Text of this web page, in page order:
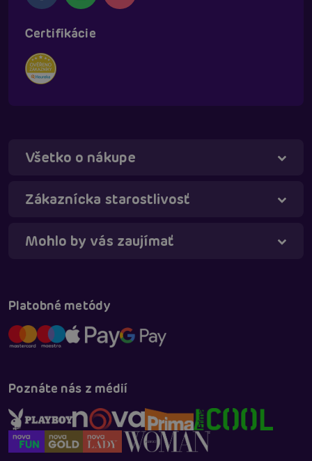
Certifikácie
Všetko o nákupe
Zákaznícka starostlivosť
Mohlo by vás zaujímať
Platobné metódy
Poznáte nás z médií
Táňa - virtuálna asistentka